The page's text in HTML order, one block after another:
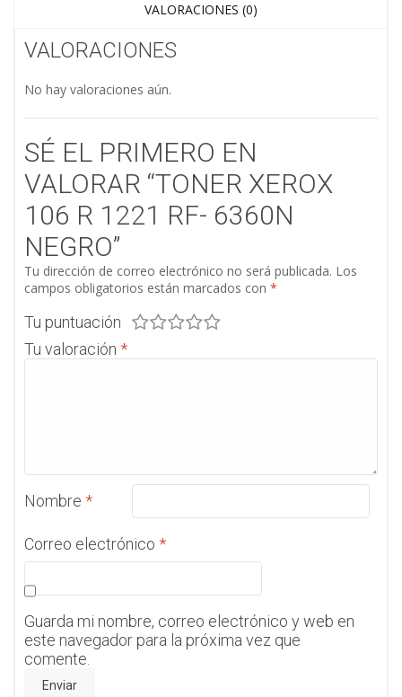
VALORACIONES (0)
VALORACIONES
No hay valoraciones aún.
SÉ EL PRIMERO EN
VALORAR “TONER XEROX
106 R 1221 RF- 6360N
NEGRO”
Tu dirección de correo electrónico no será publicada. Los
campos obligatorios están marcados con *
Tu puntuación
Tu valoración *
Nombre *
Correo electrónico *
Guarda mi nombre, correo electrónico y web en
este navegador para la próxima vez que
comente.